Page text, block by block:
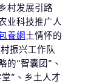
村发展引路
业科技推广人
養網土情怀的
振兴工作队
的“智囊团”、
”、乡土人才